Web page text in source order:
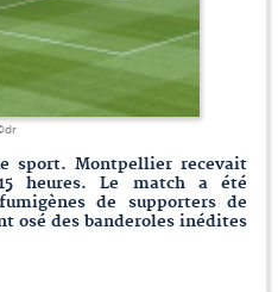
sport. Montpellier recevait
heures. Le match a été
de supporters de
osé des banderoles inédites